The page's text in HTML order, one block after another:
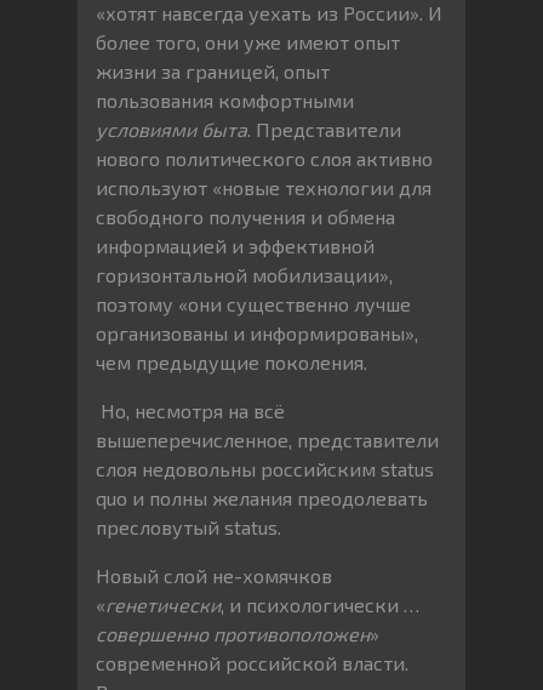
«хотят навсегда уехать из России». И
более того, они уже имеют опыт
жизни за границей, опыт
пользования комфортными
условиями быта. Представители
нового политического слоя активно
используют «новые технологии для
свободного получения и обмена
информацией и эффективной
горизонтальной мобилизации»,
поэтому «они существенно лучше
организованы и информированы»,
чем предыдущие поколения.
Но, несмотря на всё
вышеперечисленное, представители
слоя недовольны российским status
quo и полны желания преодолевать
пресловутый status.
Новый слой не-хомячков
«генетически, и психологически …
совершенно противоположен»
современной российской власти.